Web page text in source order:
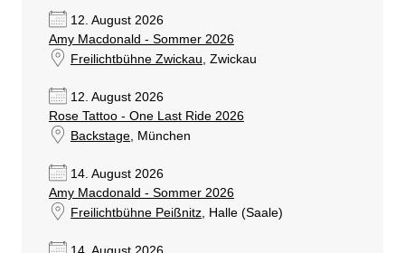
12. August 2026
Amy Macdonald - Sommer 2026
Freilichtbühne Zwickau, Zwickau
12. August 2026
Rose Tattoo - One Last Ride 2026
Backstage, München
14. August 2026
Amy Macdonald - Sommer 2026
Freilichtbühne Peißnitz, Halle (Saale)